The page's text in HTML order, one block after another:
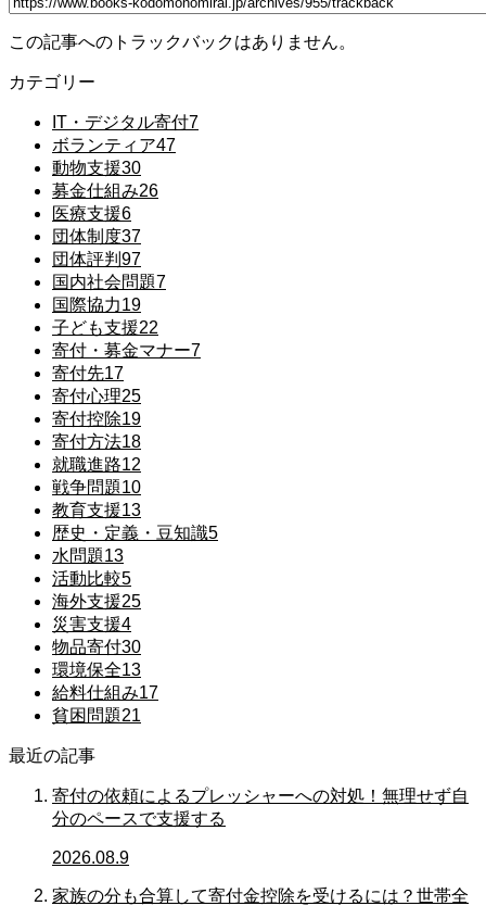
この記事へのトラックバックはありません。
カテゴリー
IT・デジタル寄付7
ボランティア47
動物支援30
募金仕組み26
医療支援6
団体制度37
団体評判 97
国内社会問題7
国際協力19
子ども支援22
寄付・募金マナー7
寄付先17
寄付心理25
寄付控除19
寄付方法18
就職進路12
戦争問題10
教育支援13
歴史・定義・豆知識5
水問題13
活動比較5
海外支援25
災害支援4
物品寄付30
環境保全13
給料仕組み17
貧困問題21
最近の記事
寄付の依頼によるプレッシャーへの対処！無理せず自
分のペースで支援する
2026.08.9
家族の分も合算して寄付金控除を受けるには？世帯全